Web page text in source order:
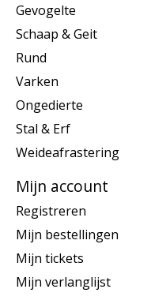
Gevogelte
Schaap & Geit
Rund
Varken
Ongedierte
Stal & Erf
Weideafrastering
Mijn account
Registreren
Mijn bestellingen
Mijn tickets
Mijn verlanglijst